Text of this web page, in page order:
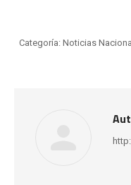
Categoría: Noticias